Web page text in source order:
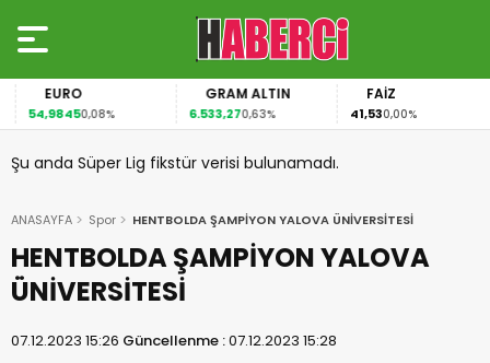
EURO
54,98450,08%
GRAM ALTIN
6.533,270,63%
FAİZ
41,530,00%
Şu anda Süper Lig fikstür verisi bulunamadı.
ANASAYFA Spor HENTBOLDA ŞAMPİYON YALOVA ÜNİVERSİTESİ
HENTBOLDA ŞAMPİYON YALOVA
ÜNİVERSİTESİ
07.12.2023 15:26 Güncellenme :07.12.2023 15:28